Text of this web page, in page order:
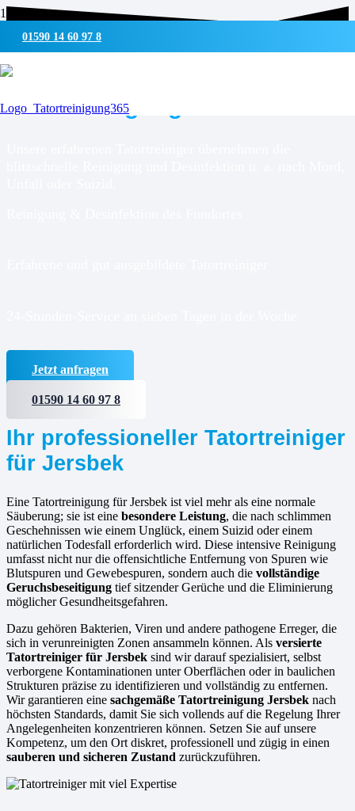
01590 14 60 97 8
UMWELTSCHONENDE REINIGUNG & DESINFEKTION
Tatortreinigung für
Jetzt anfragen
01590 14 60 97 8
Ihr professioneller Tatortreiniger
für Jersbek
Eine Tatortreinigung für Jersbek ist viel mehr als eine normale
Säuberung; sie ist eine besondere Leistung, die nach schlimmen
Geschehnissen wie einem Unglück, einem Suizid oder einem
natürlichen Todesfall erforderlich wird. Diese intensive Reinigung
umfasst nicht nur die offensichtliche Entfernung von Spuren wie
Blutspuren und Gewebespuren, sondern auch die vollständige
Geruchsbeseitigung tief sitzender Gerüche und die Eliminierung
möglicher Gesundheitsgefahren.
Dazu gehören Bakterien, Viren und andere pathogene Erreger, die
sich in verunreinigten Zonen ansammeln können. Als versierte
Tatortreiniger für Jersbek sind wir darauf spezialisiert, selbst
verborgene Kontaminationen unter Oberflächen oder in baulichen
Strukturen präzise zu identifizieren und vollständig zu entfernen.
Wir garantieren eine sachgemäße Tatortreinigung Jersbek nach
höchsten Standards, damit Sie sich vollends auf die Regelung Ihrer
Angelegenheiten konzentrieren können. Setzen Sie auf unsere
Kompetenz, um den Ort diskret, professionell und zügig in einen
sauberen und sicheren Zustand zurückzuführen.